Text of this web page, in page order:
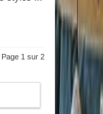
Page 1 sur 2